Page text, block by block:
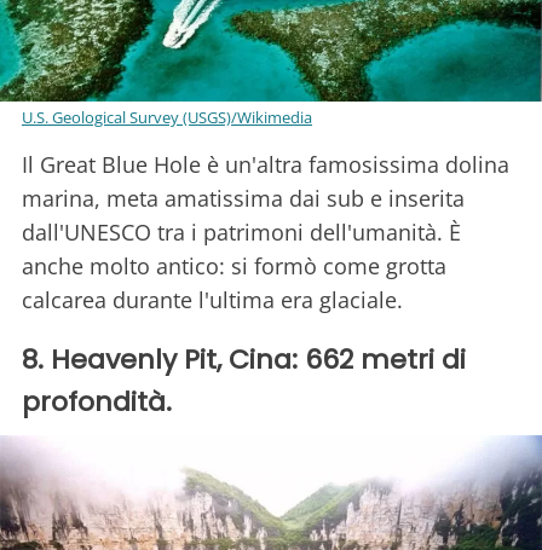
U.S. Geological Survey (USGS)/Wikimedia
Il Great Blue Hole è un'altra famosissima dolina
marina, meta amatissima dai sub e inserita
dall'UNESCO tra i patrimoni dell'umanità. È
anche molto antico: si formò come grotta
calcarea durante l'ultima era glaciale.
8. Heavenly Pit, Cina: 662 metri di
profondità.